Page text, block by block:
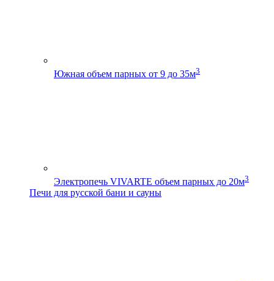
Южная объем парных от 9 до 35м3
Электропечь VIVARTE объем парных до 20м3
Печи для русской бани и сауны